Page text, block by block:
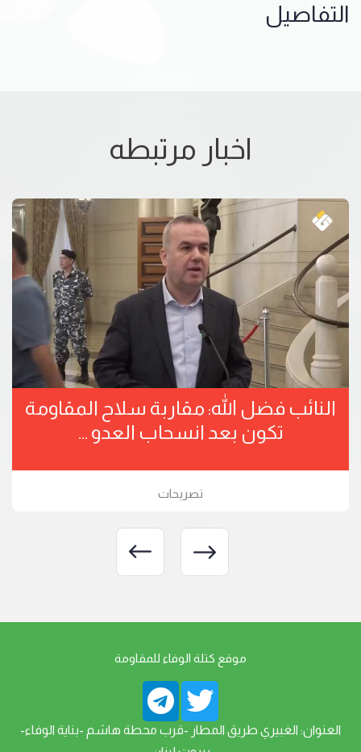
التفاصيل
اخبار مرتبطه
النائب فضل الله: مقاربة سلاح المقاومة
تكون بعد انسحاب العدو ...
تصريحات
موقع كتلة الوفاء للمقاومة
العنوان: الغبيري طريق المطار -قرب محطة هاشم -بناية الوفاء-